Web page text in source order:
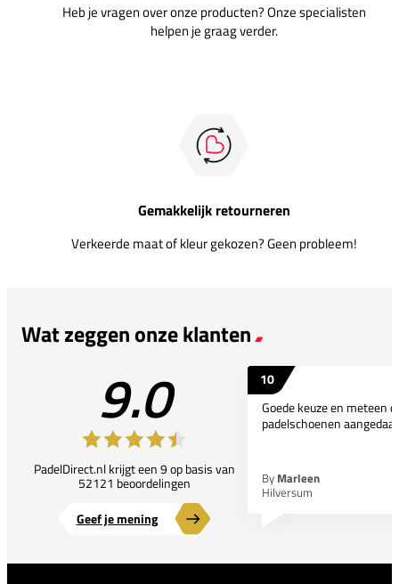
Heb je vragen over onze producten? Onze specialisten
helpen je graag verder.
Gemakkelijk retourneren
Verkeerde maat of kleur gekozen? Geen probleem!
Wat zeggen onze klanten
9.0
PadelDirect.nl krijgt een 9 op basis van
52121 beoordelingen
Geef je mening
10
Goede keuze en meteen
padelschoenen
By Marleen
Hilversum